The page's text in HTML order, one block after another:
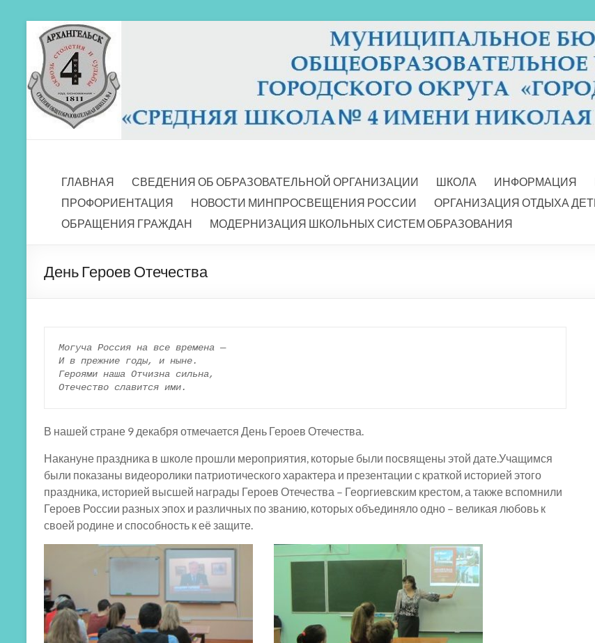
Перейти
содержимому
МБОУ СШ 4
ГЛАВНАЯ
СВЕДЕНИЯ ОБ ОБРАЗОВАТЕЛЬНОЙ ОРГАНИЗАЦИИ ШКОЛА ИНФОРМАЦИЯ
ПРОФОРИЕНТАЦИЯ
НОВОСТИ МИНПРОСВЕЩЕНИЯ РОССИИ ОРГАНИЗАЦИЯ ОТДЫХА
ОБРАЩЕНИЯ ГРАЖДАН
МОДЕРНИЗАЦИЯ ШКОЛЬНЫХ СИСТЕМ ОБРАЗОВАНИЯ
День Героев Отечества
Могуча Россия на все времена —
И в прежние годы, и ныне.
Героями наша Отчизна сильна,
Отечество славится ими.
В нашей стране 9 декабря отмечается День Героев Отечества.
Накануне праздника в школе прошли мероприятия, которые были посвящены этой дате.Учащимся
были показаны видеоролики патриотического характера и презентации с краткой историей этого
праздника, историей высшей награды Героев Отечества – Георгиевским крестом, а также вспомнили
Героев России разных эпох и различных по званию, которых объединяло одно – великая любовь к
своей родине и способность к её защите.